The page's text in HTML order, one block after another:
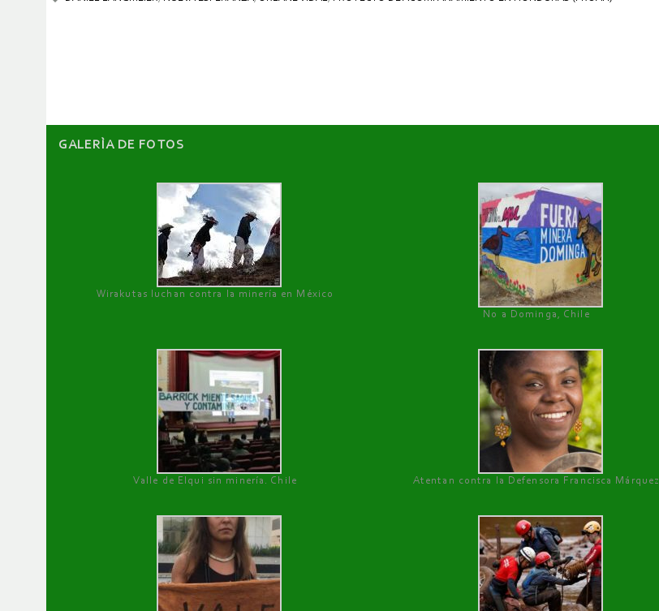
GALERÌA DE FOTOS
Wirakutas luchan contra la minería en México
No a Dominga, Chile
Valle de Elqui sin minería. Chile Atentan contra la Defensora Francisca Márquez